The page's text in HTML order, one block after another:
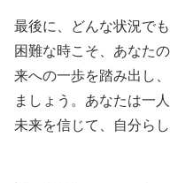
最後に、どんな状況で
困難な時こそ、あなた
来への一歩を踏み出し
ましょう。あなたは一
未来を信じて、自分ら